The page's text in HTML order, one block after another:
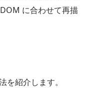
に合わせて再描
紹介します。